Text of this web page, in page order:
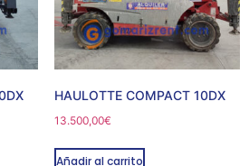
HAULOTTE COMPACT 10DX
13.500,00€
Añadir al carrito